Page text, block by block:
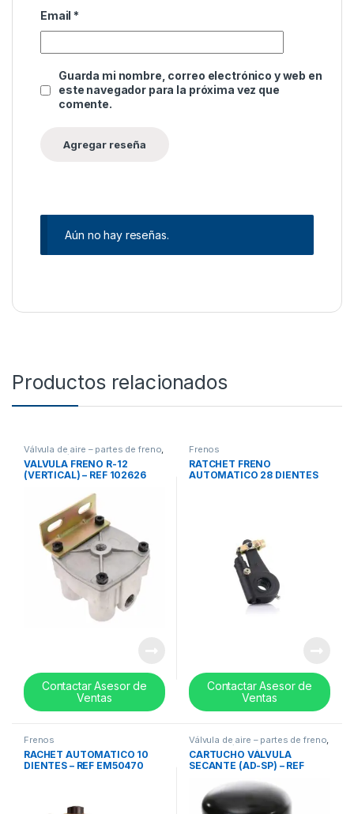
Email *
Guarda mi nombre, correo electrónico y web en
este navegador para la próxima vez que
comente.
Aún no hay reseñas.
Productos relacionados
Válvula de aire – partes de freno,
Frenos, Válvulas
VALVULA FRENO R-12
(VERTICAL) – REF 102626
Contactar Asesor de
Ventas
Frenos
RATCHET FRENO
AUTOMATICO 28 DIENTES
Contactar Asesor de
Ventas
Frenos
RACHET AUTOMATICO 10
DIENTES – REF EM50470
Válvula de aire – partes de freno,
Frenos , Válvulas
CARTUCHO VÁLVULA
SECANTE (AD-SP) – REF